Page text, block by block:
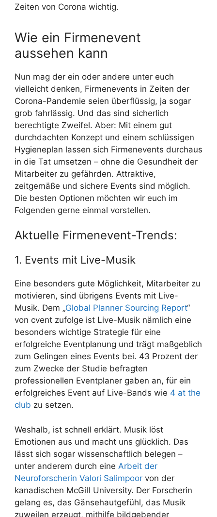
Zeiten von Corona wichtig.
Wie ein Firmenevent
aussehen kann
Nun mag der ein oder andere unter euch
vielleicht denken, Firmenevents in Zeiten der
Corona-Pandemie seien überflüssig, ja sogar
grob fahrlässig. Und das sind sicherlich
berechtigte Zweifel. Aber: Mit einem gut
durchdachten Konzept und einem schlüssigen
Hygieneplan lassen sich Firmenevents durchaus
in die Tat umsetzen – ohne die Gesundheit der
Mitarbeiter zu gefährden. Attraktive,
zeitgemäße und sichere Events sind möglich.
Die besten Optionen möchten wir euch im
Folgenden gerne einmal vorstellen.
Aktuelle Firmenevent-Trends:
1. Events mit Live-Musik
Eine besonders gute Möglichkeit, Mitarbeiter zu
motivieren, sind übrigens Events mit Live-
Musik. Dem „Global Planner Sourcing Report“
von cvent zufolge ist Live-Musik nämlich eine
besonders wichtige Strategie für eine
erfolgreiche Eventplanung und trägt maßgeblich
zum Gelingen eines Events bei. 43 Prozent der
zum Zwecke der Studie befragten
professionellen Eventplaner gaben an, für ein
erfolgreiches Event auf Live-Bands wie 4 at the
club zu setzen.
Weshalb, ist schnell erklärt. Musik löst
Emotionen aus und macht uns glücklich. Das
lässt sich sogar wissenschaftlich belegen –
unter anderem durch eine Arbeit der
Neuroforscherin Valori Salimpoor von der
kanadischen McGill University. Der Forscherin
gelang es, das Gänsehautgefühl, das Musik
zuweilen erzeugt, mithilfe bildgebender